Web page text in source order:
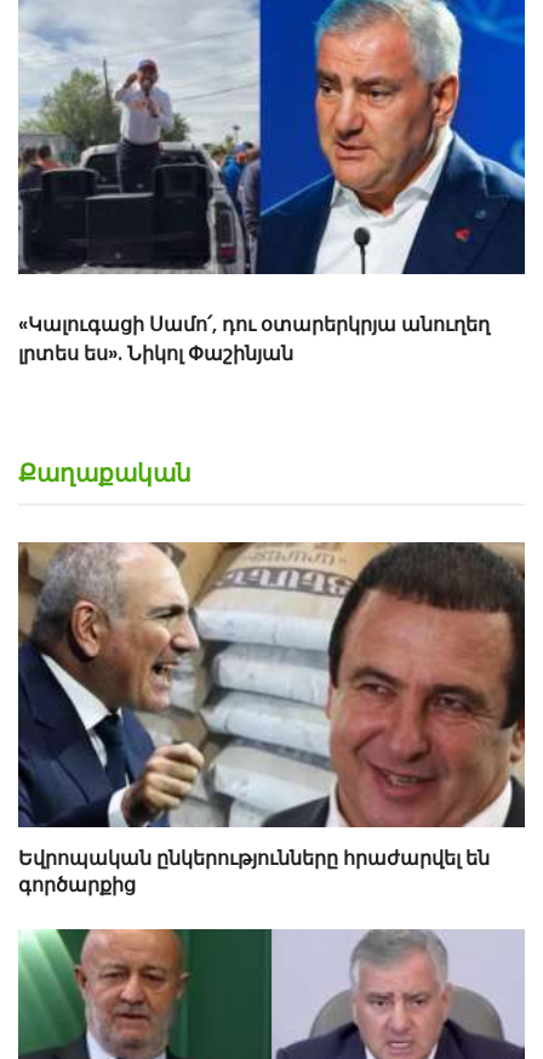
ՏԵՍԱՆՅՈւԹ Չորրորդ երեխայի դեպքում 2 միլիոն
դրամ, հինգերորդ երեխայի դեպքում բնակարան.
Քաղաքական
Եվրոպական ընկերությունները հրաժարվել են
գործարքից